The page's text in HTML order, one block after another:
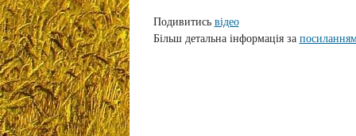
Подивитись відео
Більш детальна інформація за